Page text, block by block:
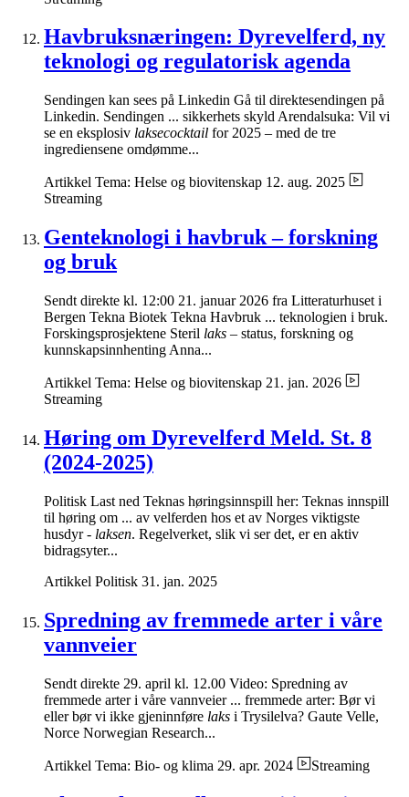
Havbruksnæringen: Dyrevelferd, ny
teknologi og regulatorisk agenda
Sendingen kan sees på Linkedin Gå til direktesendingen på
Linkedin. Sendingen ... sikkerhets skyld Arendalsuka: Vil vi
se en eksplosiv laksecocktail for 2025 – med de tre
ingrediensene omdømme...
Artikkel Tema: Helse og biovitenskap 12. aug. 2025
Streaming
Genteknologi i havbruk – forskning
og bruk
Sendt direkte kl. 12:00 21. januar 2026 fra Litteraturhuset i
Bergen Tekna Biotek Tekna Havbruk ... teknologien i bruk.
Forskingsprosjektene Steril laks – status, forskning og
kunnskapsinnhenting Anna...
Artikkel Tema: Helse og biovitenskap 21. jan. 2026
Streaming
Høring om Dyrevelferd Meld. St. 8
(2024-2025)
Politisk Last ned Teknas høringsinnspill her: Teknas innspill
til høring om ... av velferden hos et av Norges viktigste
husdyr - laksen. Regelverket, slik vi ser det, er en aktiv
bidragsyter...
Artikkel Politisk 31. jan. 2025
Spredning av fremmede arter i våre
vannveier
Sendt direkte 29. april kl. 12.00 Video: Spredning av
fremmede arter i våre vannveier ... fremmede arter: Bør vi
eller bør vi ikke gjeninnføre laks i Trysilelva? Gaute Velle,
Norce Norwegian Research...
Artikkel Tema: Bio- og klima 29. apr. 2024 Streaming